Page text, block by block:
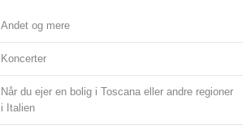
Andet og mere
Koncerter
Når du ejer en bolig i Toscana eller andre regioner
i Italien